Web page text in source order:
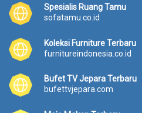
Spesialis Ruang Tamu
sofatamu.co.id
Koleksi Furniture Terbaru
furnitureindonesia.co.id
Bufet TV Jepara Terbaru
bufettvjepara.com